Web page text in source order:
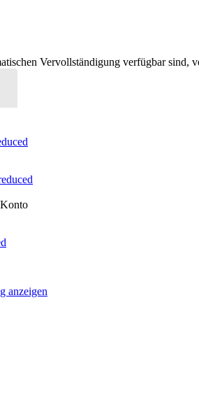
Vervollständigung verfügbar
anzeigen